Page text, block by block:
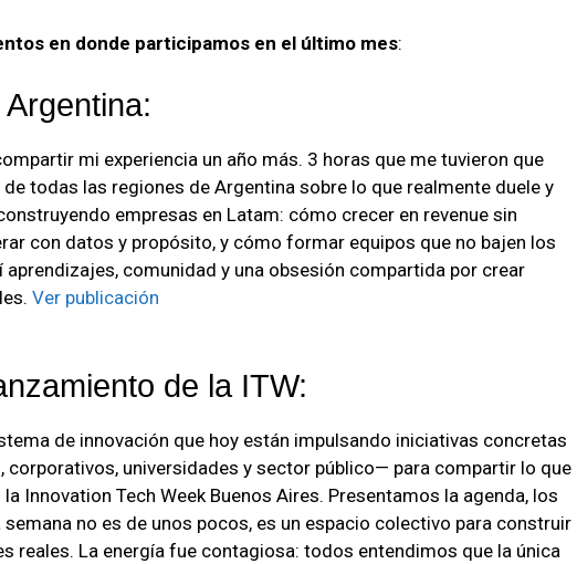
en donde participamos en el último mes:
mi experiencia un año más. 3 horas que me tuvieron que
todas las regiones de Argentina sobre lo que realmente duele y
empresas en Latam: cómo crecer en revenue sin
con datos y propósito, y cómo formar equipos que no bajen los
aprendizajes, comunidad y una obsesión compartida por crear
Ver publicación
de la ITW:
de innovación que hoy están impulsando iniciativas concretas
corporativos, universidades y sector público— para compartir lo que
Innovation Tech Week Buenos Aires. Presentamos la agenda, los
no es de unos pocos, es un espacio colectivo para construir
reales. La energía fue contagiosa: todos entendimos que la única